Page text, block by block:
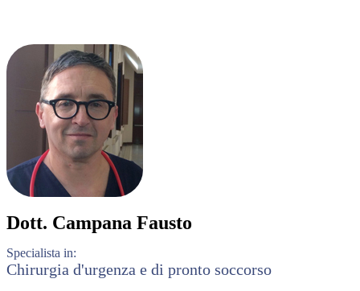
Dott. Campana Fausto
Specialista in:
Chirurgia d'urgenza e di pronto soccorso